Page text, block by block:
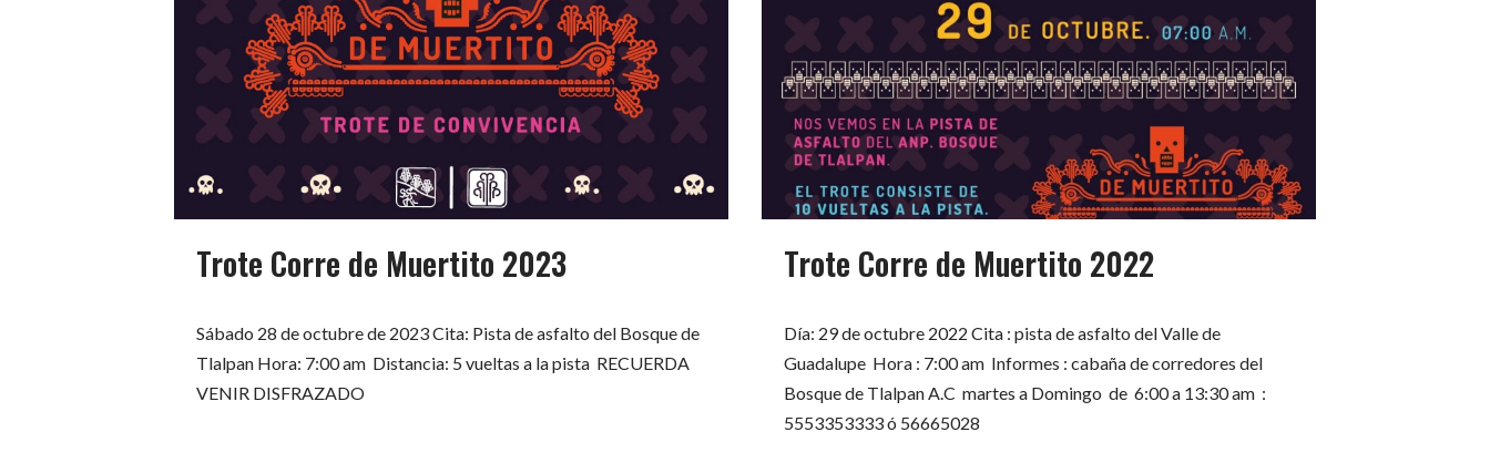
Trote Corre de Muertito 2023
Sábado 28 de octubre de 2023 Cita: Pista de asfalto del Bosque de
Tlalpan Hora: 7:00 am Distancia: 5 vueltas a la pista RECUERDA
VENIR DISFRAZADO
Trote Corre de Muertito 2022
Día: 29 de octubre 2022 Cita : pista de asfalto del Valle de
Guadalupe Hora : 7:00 am Informes : cabaña de corredores del
Bosque de Tlalpan A.C martes a Domingo de 6:00 a 13:30 am :
5553353333 ó 56665028